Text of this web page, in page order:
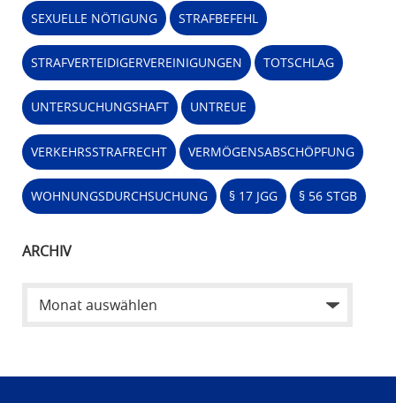
SEXUELLE NÖTIGUNG STRAFBEFEHL
STRAFVERTEIDIGERVEREINIGUNGEN TOTSCHLAG
UNTERSUCHUNGSHAFT UNTREUE
VERKEHRSSTRAFRECHT VERMÖGENSABSCHÖPFUNG
WOHNUNGSDURCHSUCHUNG § 17 JGG § 56 STGB
ARCHIV